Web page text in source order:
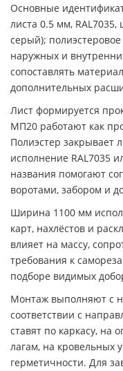
Основные
листа 0.5 мм, RAL7035,
серый);
наружных и
сопоставлять
дополнительных
Лист формируется
МП20 работают как
Полиэстер закрывает
исполнение RAL7035
названия помогают
воротами, забором и
Ширина 1100 мм
карт, нахлёстов и
влияет на массу,
требования к
подборе видимых
Монтаж выполняют с
соответствии с
ставят по каркасу, на
лагам, на кровельных
герметичности. Для